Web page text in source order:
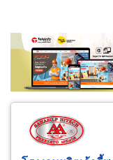
ขายส่ง ขา
ผู้ส่งออก/นำเข้า